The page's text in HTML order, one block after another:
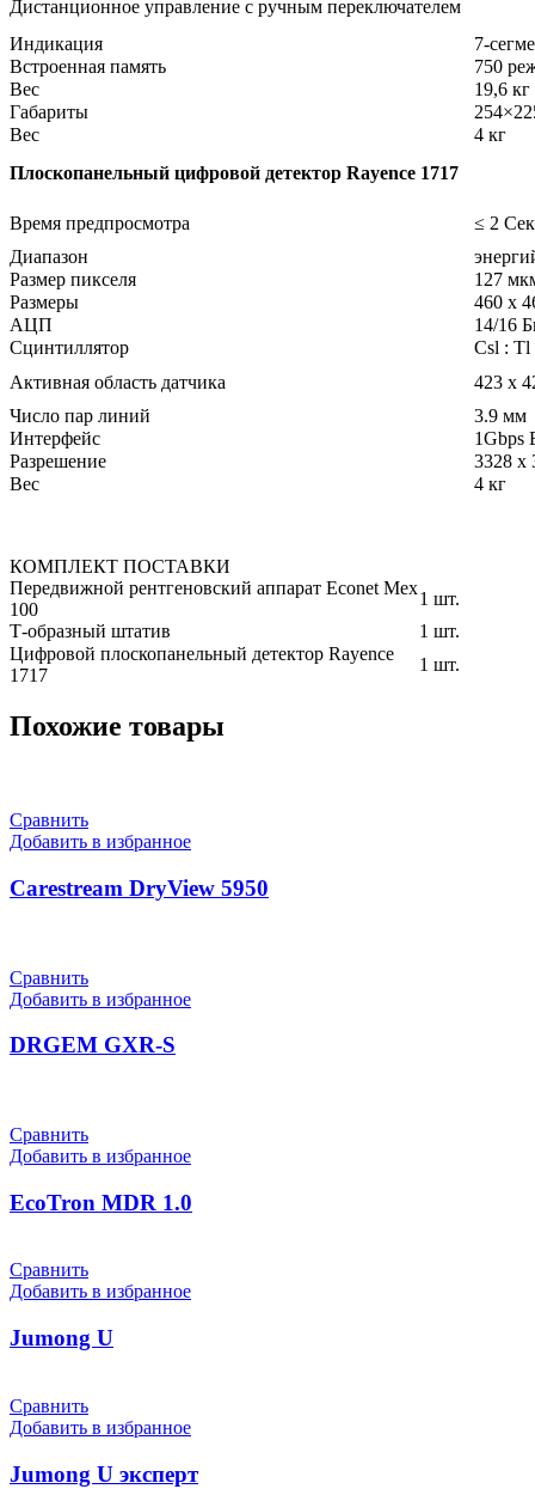
Дистанционное управление с ручным переключателем
Индикация
7-
Встроенная память
750
Вес
19,6 кг
Габариты
Вес
4 кг
Плоскопанельный цифровой детектор Rayence 1717
Время предпросмотра
≤ 2 Сек
Диапазон
Размер пикселя
127
Размеры
460 x
АЦП
14/16
Сцинтиллятор
Csl : Tl
Активная область датчика
423 x
Число пар линий
3.9 мм
Интерфейс
1Gbps
Разрешение
3328 x
Вес
4 кг
КОМПЛЕКТ ПОСТАВКИ
Передвижной рентгеновский аппарат Econet Mex
100
1 шт.
Т-образный штатив
1 шт.
Цифровой плоскопанельный детектор Rayence
1717
1 шт.
Похожие товары
Сравнить
Добавить в избранное
Carestream DryView 5950
Сравнить
Добавить в избранное
DRGEM GXR-S
Сравнить
Добавить в избранное
EcoTron MDR 1.0
Сравнить
Добавить в избранное
Jumong U
Сравнить
Добавить в избранное
Jumong U эксперт